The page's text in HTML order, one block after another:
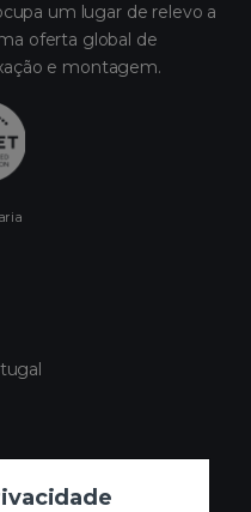
um lugar de relevo a
oferta global de
e montagem.